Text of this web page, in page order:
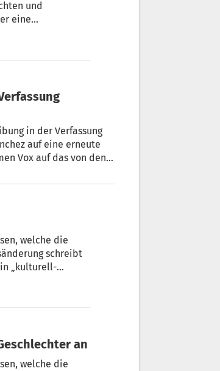
und
eine
könnte die
in der Verfassung
auf eine erneute
Vox auf das von den
welche die
schreibt
„kulturell-
an
welche die